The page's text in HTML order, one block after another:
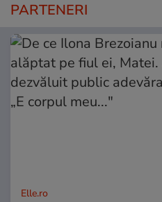
PARTENERI
Elle.ro